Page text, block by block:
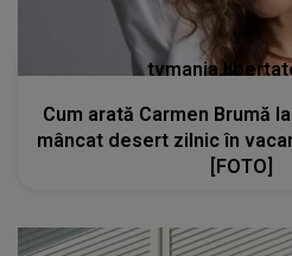
Cum arată Carmen Brumă
mâncat desert zilnic în
[FOTO]